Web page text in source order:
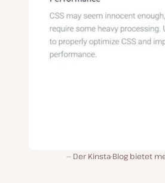
Der Kinsta-Blog bietet